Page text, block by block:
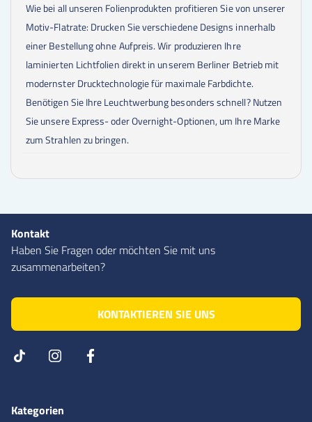
Wie bei all unseren Folienprodukten profitieren Sie von unserer
Motiv-Flatrate: Drucken Sie verschiedene Designs innerhalb
einer Bestellung ohne Aufpreis. Wir produzieren Ihre
laminierten Lichtfolien direkt in unserem Berliner Betrieb mit
modernster Drucktechnologie für maximale Farbdichte.
Benötigen Sie Ihre Leuchtwerbung besonders schnell? Nutzen
Sie unsere Express- oder Overnight-Optionen, um Ihre Marke
zum Strahlen zu bringen.
Kontakt
Haben Sie Fragen oder möchten Sie mit uns
zusammenarbeiten?
KONTAKTIEREN SIE UNS
Kategorien